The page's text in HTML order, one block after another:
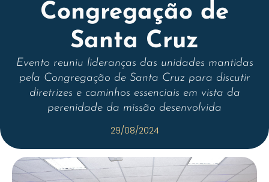
Congregação de
Santa Cruz
Evento reuniu lideranças das unidades mantidas
pela Congregação de Santa Cruz para discutir
diretrizes e caminhos essenciais em vista da
perenidade da missão desenvolvida
29/08/2024